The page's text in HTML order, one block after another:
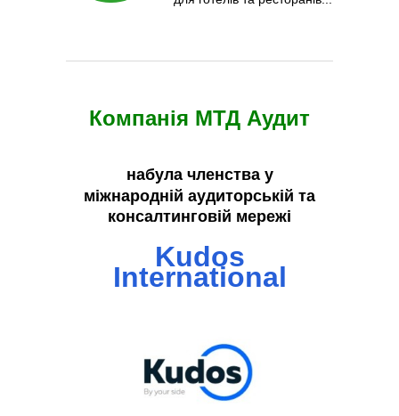
Компанія МТД Аудит
набула членства у
міжнародній аудиторській та
консалтинговій мережі
Kudos
International